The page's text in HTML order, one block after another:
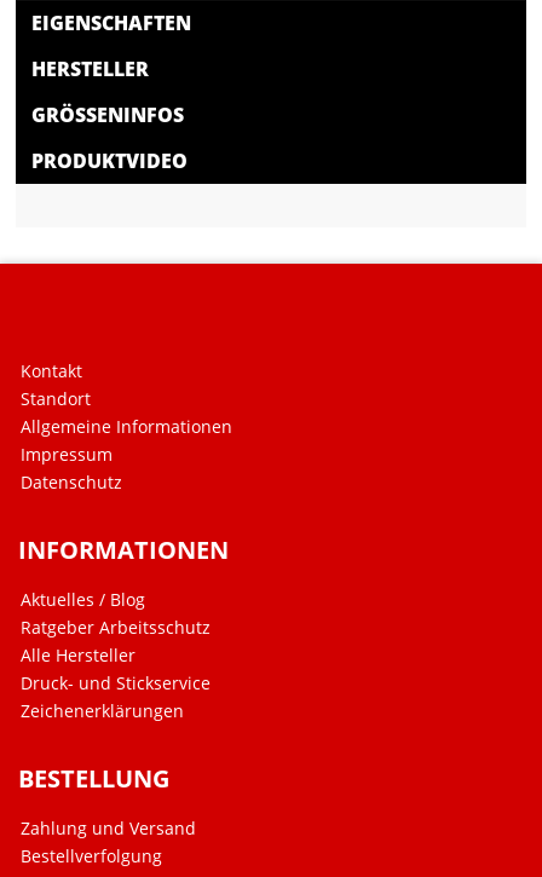
EIGENSCHAFTEN
HERSTELLER
GRÖSSENINFOS
PRODUKTVIDEO
Kontakt
Standort
Allgemeine Informationen
Impressum
Datenschutz
INFORMATIONEN
Aktuelles / Blog
Ratgeber Arbeitsschutz
Alle Hersteller
Druck- und Stickservice
Zeichenerklärungen
BESTELLUNG
Zahlung und Versand
Bestellverfolgung